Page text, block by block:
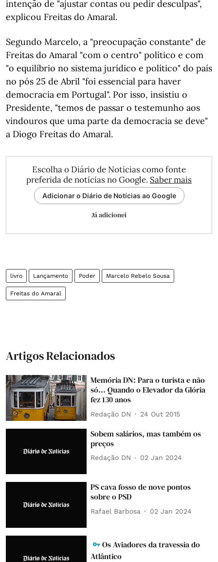
intenção de "ajustar contas ou pedir desculpas",
explicou Freitas do Amaral.
Segundo Marcelo, a "preocupação constante" de
Freitas do Amaral "com o centro" político e com
"o equilíbrio no sistema jurídico e político" do país
no pós 25 de Abril "foi essencial para haver
democracia em Portugal". Por isso, insistiu o
Presidente, "temos de passar o testemunho aos
vindouros que uma parte da democracia se deve"
a Diogo Freitas do Amaral.
Escolha o Diário de Notícias como fonte
preferida de notícias no Google. Saber mais
Adicionar o Diário de Notícias ao Google
Já adicionei
livro Lançamento Poder Marcelo Rebelo Sousa
Freitas do Amaral
Artigos Relacionados
Memória DN: Para o turista e não
só... Quando o Elevador da Glória
fez 130 anos
Redação DN 24 Out 2015
Sobem salários, mas também os
preços
Redação DN 02 Jan 2024
PS cava fosso de nove pontos
sobre o PSD
Rafael Barbosa 02 Jan 2024
Os Aviadores da travessia do
Atlântico